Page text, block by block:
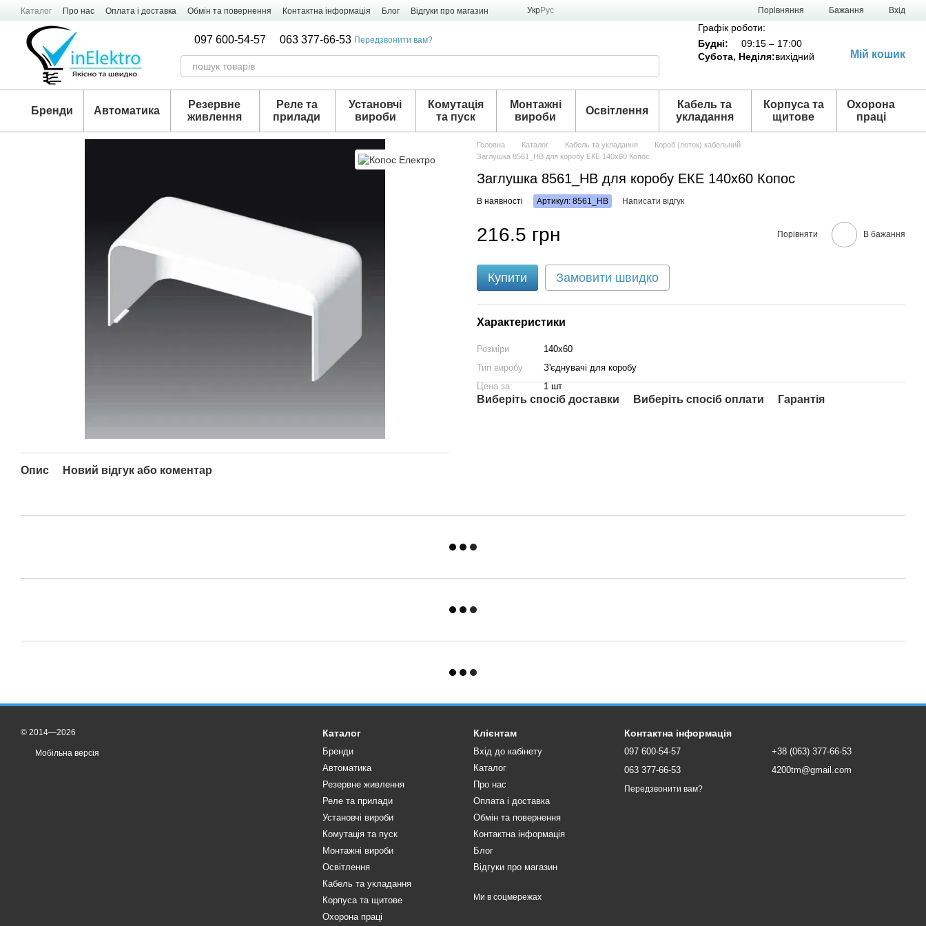
Перейти к основному контенту
Каталог Про нас Оплата і доставка Обмін та повернення Контактна інформація Блог Відгуки про магазин УкрРус Порівняння Бажання Вхід
097 600-54-57 063 377-66-53 Передзвонити вам?
Графік роботи:
Будні:
09:15 – 17:00
Субота, Неділя:вихідний Мій кошик
Бренди Автоматика
Резервне
живлення
Реле та
прилади
Установчі
вироби
Комутація
та пуск
Монтажні
вироби
Освітлення
Кабель та
укладання
Корпуса та
щитове
Охорона
праці
Опис Новий відгук або коментар
Головна Каталог Кабель та укладання
Короб (лоток) кабельний
Заглушка 8561_HB для коробу ЕКЕ 140х60 Копос
Заглушка 8561_HB для коробу ЕКЕ 140х60 Копос
В наявності Артикул: 8561_HB Написати відгук
216.5 грн Порівняти В бажання
Купити Замовити швидко
Характеристики
Розміри
140х60
Тип виробу
З'єднувачі для коробу
Цена за:
1 шт
Виберіть спосіб доставки Виберіть спосіб оплати Гарантія
© 2014—2026
Мобільна версія
Каталог
Бренди
Автоматика
Резервне живлення
Реле та прилади
Установчі вироби
Комутація та пуск
Монтажні вироби
Освітлення
Кабель та укладання
Корпуса та щитове
Охорона праці
Клієнтам
Вхід до кабінету
Каталог
Про нас
Оплата і доставка
Обмін та повернення
Контактна інформація
Блог
Відгуки про магазин
Ми в соцмережах
Контактна інформація
097 600-54-57
063 377-66-53
Передзвонити вам?
+38 (063) 377-66-53
4200tm@gmail.com